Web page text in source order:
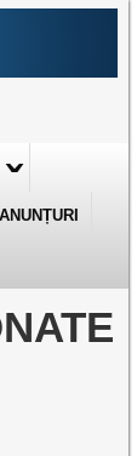
ANUNȚURI